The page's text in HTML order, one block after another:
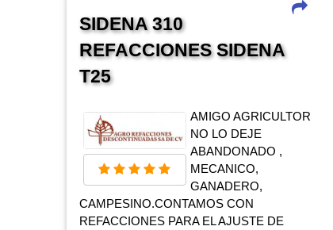
SIDENA 310
REFACCIONES SIDENA
T25
AMIGO AGRICULTOR
NO LO DEJE
ABANDONADO ,
MECANICO,
GANADERO,
CAMPESINO.CONTAMOS CON
REFACCIONES PARA EL AJUSTE DE